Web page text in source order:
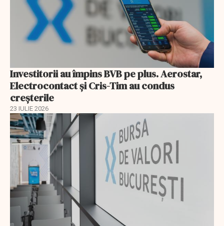
Investitorii au împins BVB pe plus. Aerostar,
Electrocontact și Cris-Tim au condus
creșterile
23 IULIE 2026